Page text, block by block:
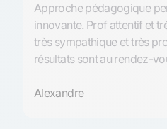
Approche pédagogique
innovante. Prof attentif et
très sympathique et très
résultats sont au rendez-
Alexandre